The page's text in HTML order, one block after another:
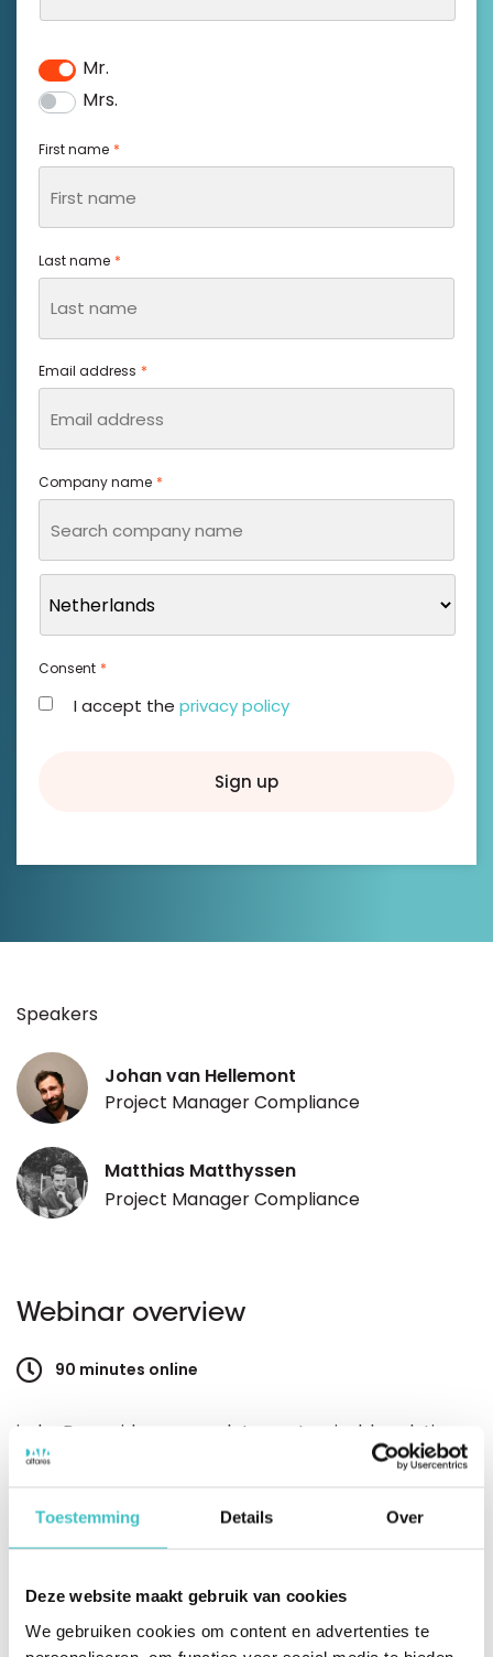
Toestemming Details Over
Deze website maakt gebruik van cookies
We gebruiken cookies om content en advertenties te
Salutation
Mr.
Mrs.
First name *
Last name *
Email address *
Company name *
Consent *
I accept the privacy policy
Sign up
Speakers
Johan van Hellemont
Project Manager Compliance
Matthias Matthyssen
Project Manager Compliance
Webinar overview
90 minutes online
indueD provides a complete, customizable solution
to manage your compliance risks within today's
bring you all the necessary knowledge so you can
start using indueD to its full potential.